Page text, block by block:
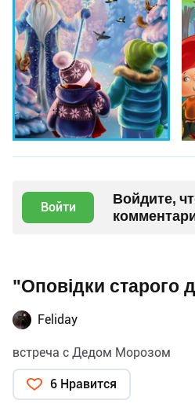
Войти
Войдите,
"Оповідки старого
Feliday
встреча с Дедом Морозом
6 Нравится